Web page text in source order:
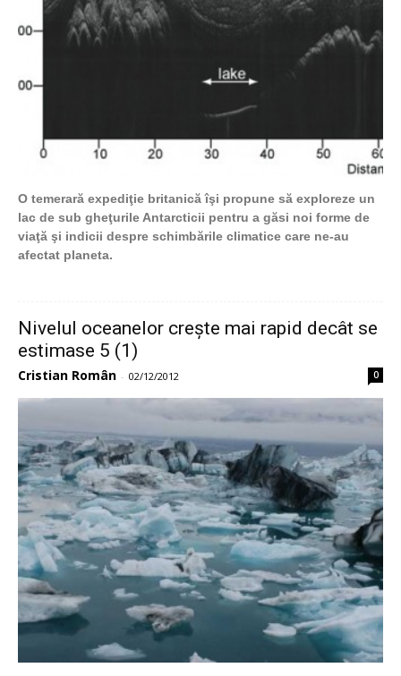
O temerară expediţie britanică îşi propune să exploreze un
lac de sub gheţurile Antarcticii pentru a găsi noi forme de
viaţă şi indicii despre schimbările climatice care ne-au
afectat planeta.
Nivelul oceanelor crește mai rapid decât se
estimase 5 (1)
Cristian Român - 02/12/2012 0